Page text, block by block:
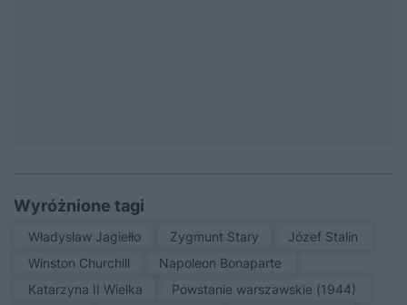
Wyróżnione tagi
Władysław Jagiełło Zygmunt Stary
Józef Stalin
Winston Churchill
Napoleon Bonaparte
Katarzyna II Wielka
Powstanie warszawskie (1944)